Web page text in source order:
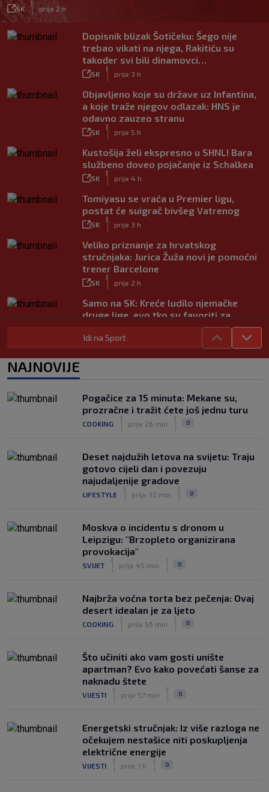
SK prije 2 h
Dopisnik blizak Šotičeku: Šego nije
trebao vikati na njega, Rakitiću su
također svi bili dinamovci…
SK prije 3 h
Objavljeno koje su države uz Infantina,
a koje traže njegov odlazak: HNS je
odavno zauzeo stranu
SK prije 5 h
Kustošija želi ekspresno u SHNL! Bara
službeno doveo pojačanje iz Schalkea
SK prije 4 h
Tomiyasu se vraća u Premier ligu,
postat će suigrač bivšeg Vatrenog
SK prije 3 h
Veliko priznanje za hrvatskog
stručnjaka: Jurica Žuža novi je pomoćni
trener Barcelone
SK prije 2 h
Samo na SK: Kreće ludilo njemačke
druge lige, evo tko su favoriti za
SK
|
prije 5 h
Trener Istre uoči Poljuda: Prvenstvo je
SK
|
prije 5 h
Fruk je zbog ozljede napustio igru na
poluvremenu, u Rijeci su s pravom
SK prije 6 h
Idi na Sport
NAJNOVIJE
Pogačice za 15 minuta: Mekane su,
prozračne i tražit ćete još jednu turu
COOKING prije 26 min 0
Deset najdužih letova na svijetu: Traju
gotovo cijeli dan i povezuju
najudaljenije gradove
LIFESTYLE prije 32 min 0
Moskva o incidentu s dronom u
Leipzigu: "Brzopleto organizirana
provokacija"
SVIJET prije 45 min 0
Najbrža voćna torta bez pečenja: Ovaj
desert idealan je za ljeto
COOKING prije 56 min 0
Što učiniti ako vam gosti unište
apartman? Evo kako povećati šanse za
naknadu štete
VIJESTI prije 57 min 0
Energetski stručnjak: Iz više razloga ne
očekujem nestašice niti poskupljenja
električne energije
VIJESTI prije 1 h 0